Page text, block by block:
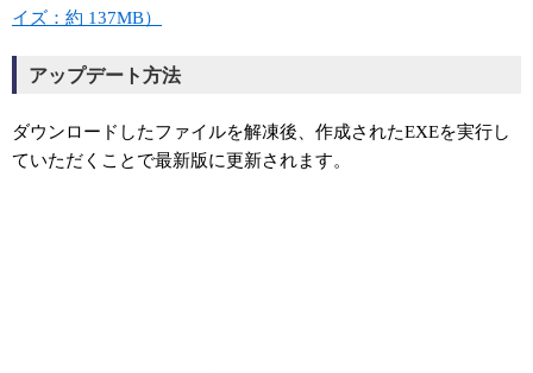
イズ：約 137MB）
アップデート方法
ダウンロードしたファイルを解凍後、作成されたEXEを実行し
ていただくことで最新版に更新されます。